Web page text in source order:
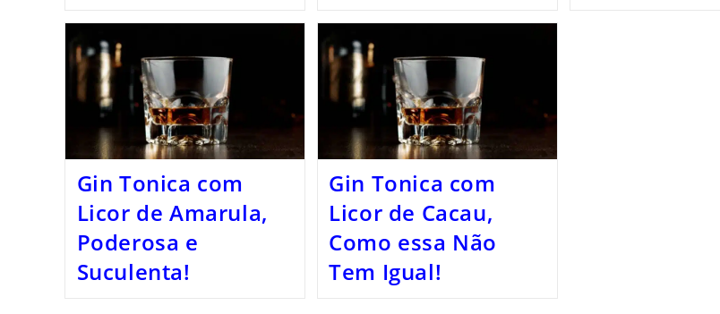
Gin Tonica com
Licor de Amarula,
Poderosa e
Suculenta!
Gin Tonica com
Licor de Cacau,
Como essa Não
Tem Igual!